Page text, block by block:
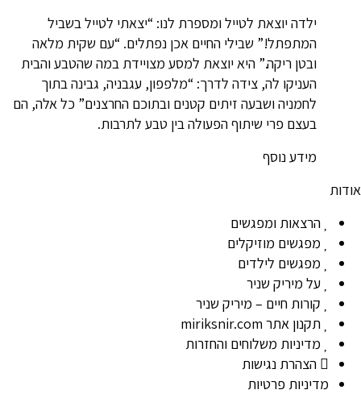
ילדה יוצאת לטייל ומספרת לנו: “יצאתי לטייל בשביל
המתפתל!” שבילי החיים אכן נפתלים. “עם שקית מלאה
ובטן ריקה.” היא יוצאת למסע מצויידת במה שהטבע והבית
העניקו לה, צידה לדרך: “מלפפון, עגבניה, גבינה בתוך
לחמניה ושבעה זיתים קטנים ובתוכם החרצנים” כל אלה, הם
בעצם פרי שיתוף הפעולה בין טבע לתרבות.
מידע נוסף
אודות
הרצאות ומפגשים
מפגשים מוזיקלים
מפגשים לילדים
על מיריק שניר
קורות חיים – מיריק שניר
תקנון אתר miriksnir.com
מדיניות משלוחים והחזרות
הצהרת נגישות
מדיניות פרטיות